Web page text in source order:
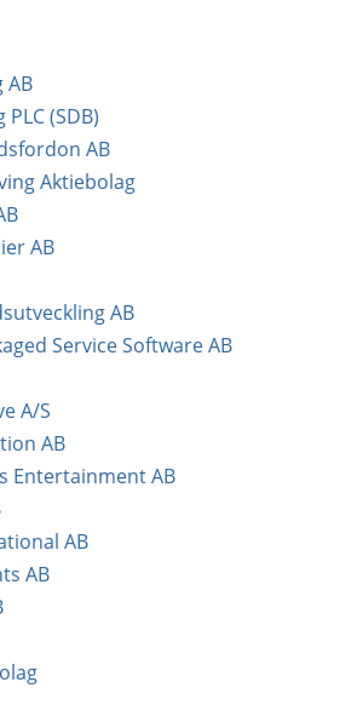
AB
(SDB)
AB
Aktiebolag
AB
AB
Service Software AB
A/S
AB
Entertainment AB
AB
AB